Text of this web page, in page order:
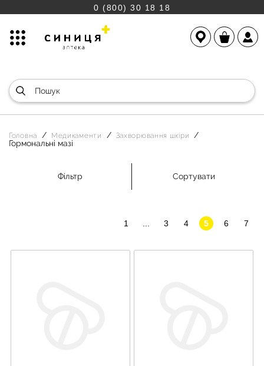
0 (800) 30 18 18
Головна Медикаменти Захворювання шкіри
Гормональні мазі
Фільтр Сортувати
1 3 4 5 6 7